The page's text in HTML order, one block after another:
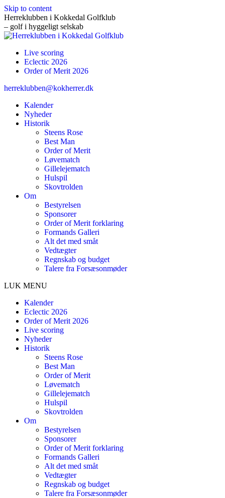
Skip to content
Herreklubben i Kokkedal Golfklub
– golf i hyggeligt selskab
Live scoring
Eclectic 2026
Order of Merit 2026
herreklubben@kokherrer.dk
Kalender
Nyheder
Historik
Steens Rose
Best Man
Order of Merit
Løvematch
Gillelejematch
Hulspil
Skovtrolden
Om
Bestyrelsen
Sponsorer
Order of Merit forklaring
Formands Galleri
Alt det med småt
Vedtægter
Regnskab og budget
Talere fra Forsæsonmøder
LUK MENU
Kalender
Eclectic 2026
Order of Merit 2026
Live scoring
Nyheder
Historik
Steens Rose
Best Man
Order of Merit
Løvematch
Gillelejematch
Hulspil
Skovtrolden
Om
Bestyrelsen
Sponsorer
Order of Merit forklaring
Formands Galleri
Alt det med småt
Vedtægter
Regnskab og budget
Talere fra Forsæsonmøder